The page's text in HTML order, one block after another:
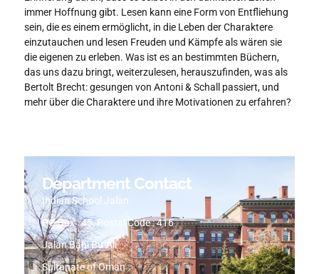
immer Hoffnung gibt. Lesen kann eine Form von Entfliehung
sein, die es einem ermöglicht, in die Leben der Charaktere
einzutauchen und lesen Freuden und Kämpfe als wären sie
die eigenen zu erleben. Was ist es an bestimmten Büchern,
das uns dazu bringt, weiterzulesen, herauszufinden, was als
Bertolt Brecht: gesungen von Antoni & Schall passiert, und
mehr über die Charaktere und ihre Motivationen zu erfahren?
Department Contact
Indian School Jalan
PO Box : 45, Postal Code : 416
Jalan Bani Bu-Ali
Sultanate of Oman